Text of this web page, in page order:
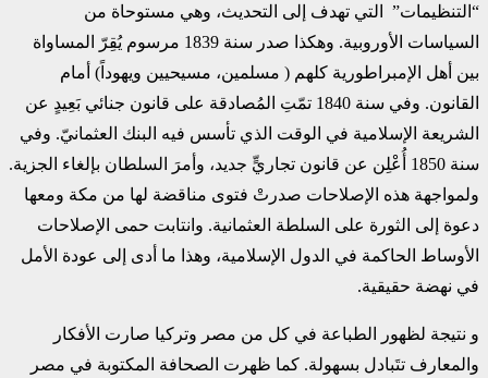
“التنظيمات” التي تهدف إلى التحديث، وهي مستوحاة من
السياسات الأوروبية. وهكذا صدر سنة 1839 مرسوم يُقِرّ المساواة
بين أهل الإمبراطورية كلهم ( مسلمين، مسيحيين ويهوداً) أمام
القانون. وفي سنة 1840 تمّتِ المُصادقة على قانون جنائي بَعِيدٍ عن
الشريعة الإسلامية في الوقت الذي تأسس فيه البنك العثمانيّ. وفي
سنة 1850 أُعْلِن عن قانون تجاريٍّ جديد، وأمرَ السلطان بإلغاء الجزية.
ولمواجهة هذه الإصلاحات صدرتْ فتوى مناقضة لها من مكة ومعها
دعوة إلى الثورة على السلطة العثمانية. وانتابت حمى الإصلاحات
الأوساط الحاكمة في الدول الإسلامية، وهذا ما أدى إلى عودة الأمل
في نهضة حقيقية.
و نتيجة لظهور الطباعة في كل من مصر وتركيا صارت الأفكار
والمعارف تتَبادل بسهولة. كما ظهرت الصحافة المكتوبة في مصر